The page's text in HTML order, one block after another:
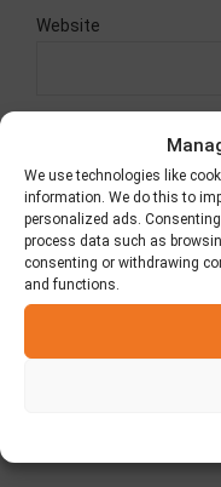
We use technologies like
information. We do this to
personalized ads.
process data such as
consenting or withdrawing
and functions.
Website
Δημοσίευση
ΠΡΟΗΓΟΥΜΕΝΟ
Στην αυγή ήταν ένα